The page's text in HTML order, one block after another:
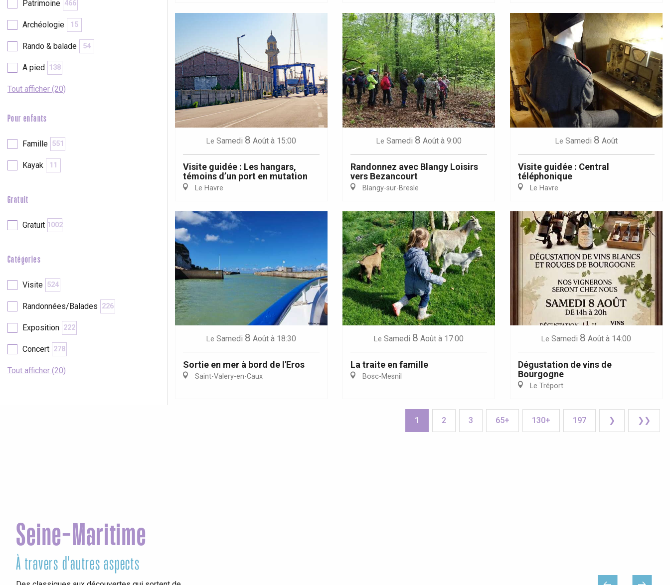
Patrimoine 466
Archéologie 15
Rando & balade 54
A pied 138
Tout afficher (20)
Pour enfants
Famille 551
Kayak 11
Gratuit
Gratuit 1002
Catégories
Visite 524
Randonnées/Balades 226
Exposition 222
Concert 278
Tout afficher (20)
Le Samedi 8 Août à 15:00
Visite guidée : Les hangars,
témoins d’un port en mutation
Le Havre
Le Samedi 8 Août à 9:00
Randonnez avec Blangy Loisirs
vers Bezancourt
Blangy-sur-Bresle
Le Samedi 8 Août
Visite guidée : Central
téléphonique
Le Havre
Le Samedi 8 Août à 18:30
Sortie en mer à bord de l'Eros
Saint-Valery-en-Caux
Le Samedi 8 Août à 17:00
La traite en famille
Bosc-Mesnil
Le Samedi 8 Août à 14:00
Dégustation de vins de
Bourgogne
Le Tréport
1 2 3 65+ 130+ 197 ❯ ❯❯
Seine-Maritime
À travers d'autres aspects